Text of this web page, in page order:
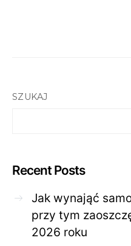
SZUKAJ
Recent Posts
Jak wynająć
przy tym
2026 roku